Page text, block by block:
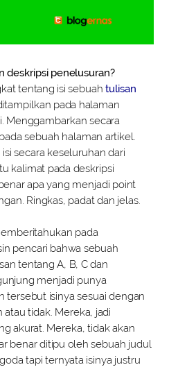
deskripsi penelusuran?
tentang isi sebuahtulisan
pada halaman
Menggambarkan secara
sebuah halaman artikel.
secara keseluruhan dari
kalimat pada deskripsi
apa yang menjadi point
Ringkas, padat dan jelas.
pada
pencari bahwa sebuah
tentang A, B, C dan
menjadi punya
tersebut isinya sesuai dengan
tidak. Mereka, jadi
akurat. Mereka, tidak akan
benar ditipu oleh sebuah judul
tapi ternyata isinya justru